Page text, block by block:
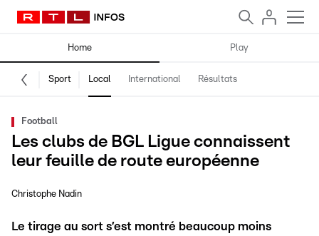
Home Play
Sport Local International Résultats
Football
Les clubs de BGL Ligue connaissent
leur feuille de route européenne
Christophe Nadin
Le tirage au sort s’est montré beaucoup moins